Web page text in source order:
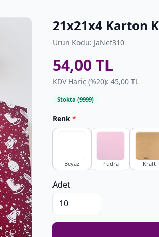
21x21x4 Karton
Ürün Kodu: JaNef310
54,00 TL
KDV Hariç (%20): 45,00 TL
Stokta (9999)
Renk *
Beyaz Pudra Kraft
Adet